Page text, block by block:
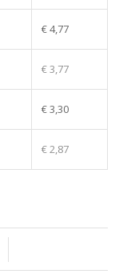
€ 4,77
€ 3,77
€ 3,30
€ 2,87